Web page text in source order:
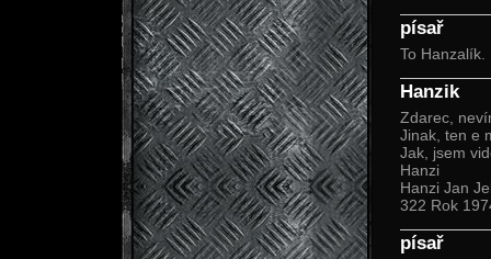
písař
To
Hanzik
Zdarec,
Jinak, ten e
Jak, jsem
Hanzi
Hanzi Jan
322 Rok
písař